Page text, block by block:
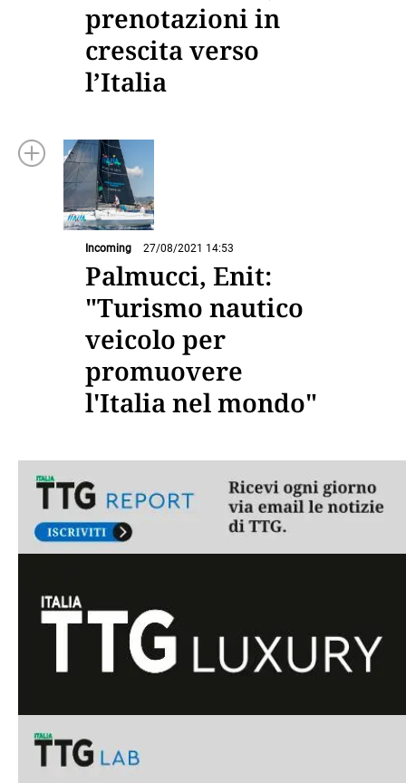
prenotazioni in
crescita verso
l’Italia
Incoming 27/08/2021 14:53
Palmucci, Enit:
"Turismo nautico
veicolo per
promuovere
l'Italia nel mondo"